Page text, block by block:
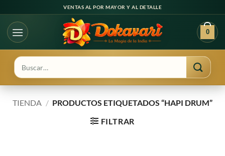
contenido
VENTAS AL POR MAYOR Y AL DETALLE
0
Buscar
por:
TIENDA / PRODUCTOS ETIQUETADOS “HAPI DRUM”
FILTRAR